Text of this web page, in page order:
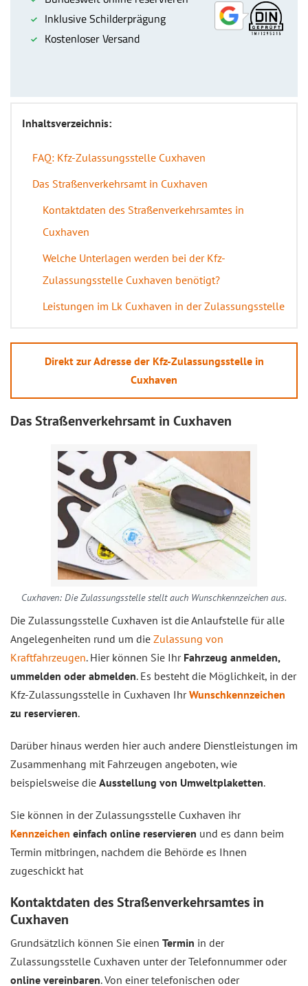
Inhaltsverzeichnis:
FAQ: Kfz-Zulassungsstelle Cuxhaven
Das Straßenverkehrsamt in Cuxhaven
Kontaktdaten des Straßenverkehrsamtes in
Cuxhaven
Welche Unterlagen werden bei der Kfz-
Zulassungsstelle Cuxhaven benötigt?
Leistungen im Lk Cuxhaven in der Zulassungsstelle
Direkt zur Adresse der Kfz-Zulassungsstelle in
Cuxhaven
Das Straßenverkehrsamt in Cuxhaven
Cuxhaven: Die Zulassungsstelle stellt auch Wunschkennzeichen aus.
Die Zulassungsstelle Cuxhaven ist die Anlaufstelle für alle
Angelegenheiten rund um die Zulassung von
Kraftfahrzeugen. Hier können Sie Ihr Fahrzeug anmelden,
ummelden oder abmelden. Es besteht die Möglichkeit, in der
Kfz-Zulassungsstelle in Cuxhaven IhrWunschkennzeichen
zu reservieren.
Darüber hinaus werden hier auch andere Dienstleistungen im
Zusammenhang mit Fahrzeugen angeboten, wie
beispielsweise die Ausstellung von Umweltplaketten.
Sie können in der Zulassungsstelle Cuxhaven ihr
Kennzeichen einfach online reservieren und es dann beim
Termin mitbringen, nachdem die Behörde es Ihnen
zugeschickt hat
Kontaktdaten des Straßenverkehrsamtes in
Cuxhaven
Grundsätzlich können Sie einen Termin in der
Zulassungsstelle Cuxhaven unter der Telefonnummer oder
online vereinbaren. Von einer telefonischen oder